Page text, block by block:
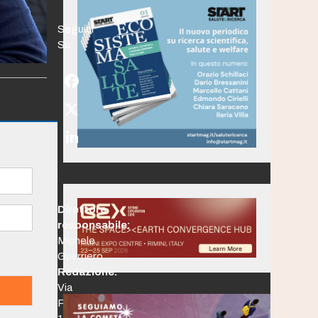
Seguici
Su:
Facebook
Twitter
(deprecated)
LinkedIn
Direttore
responsabile:
Michele
Guerriero
Redazione:
Via
Po,